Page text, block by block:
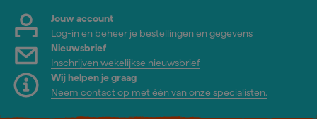
Jouw account
Log-in en beheer je bestellingen en gegevens
Nieuwsbrief
Inschrijven wekelijkse nieuwsbrief
Wij helpen je graag
Neem contact op met één van onze specialisten.